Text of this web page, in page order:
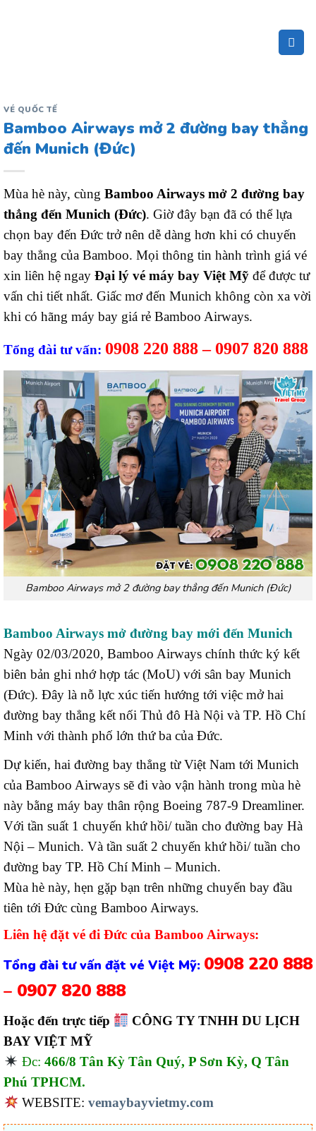
VÉ QUỐC TẾ
Bamboo Airways mở 2 đường bay thẳng
đến Munich (Đức)
Mùa hè này, cùng Bamboo Airways mở 2 đường bay
thẳng đến Munich (Đức). Giờ đây bạn đã có thể lựa
chọn bay đến Đức trở nên dễ dàng hơn khi có chuyến
bay thẳng của Bamboo. Mọi thông tin hành trình giá vé
xin liên hệ ngay Đại lý vé máy bay Việt Mỹ để được tư
vấn chi tiết nhất. Giấc mơ đến Munich không còn xa vời
khi có hãng máy bay giá rẻ Bamboo Airways.
Tổng đài tư vấn: 0908 220 888 – 0907 820 888
Bamboo Airways mở 2 đường bay thẳng đến Munich (Đức)
Bamboo Airways mở đường bay mới đến Munich
Ngày 02/03/2020, Bamboo Airways chính thức ký kết
biên bản ghi nhớ hợp tác (MoU) với sân bay Munich
(Đức). Đây là nỗ lực xúc tiến hướng tới việc mở hai
đường bay thẳng kết nối Thủ đô Hà Nội và TP. Hồ Chí
Minh với thành phố lớn thứ ba của Đức.
Dự kiến, hai đường bay thẳng từ Việt Nam tới Munich
của Bamboo Airways sẽ đi vào vận hành trong mùa hè
này bằng máy bay thân rộng Boeing 787-9 Dreamliner.
Với tần suất 1 chuyến khứ hồi/ tuần cho đường bay Hà
Nội – Munich. Và tần suất 2 chuyến khứ hồi/ tuần cho
đường bay TP. Hồ Chí Minh – Munich.
Mùa hè này, hẹn gặp bạn trên những chuyến bay đầu
tiên tới Đức cùng Bamboo Airways.
Liên hệ đặt vé đi Đức của Bamboo Airways:
Tổng đài tư vấn đặt vé Việt Mỹ: 0908 220 888
– 0907 820 888
Hoặc đến trực tiếp
CÔNG TY TNHH DU LỊCH
BAY VIỆT MỸ
Đc:466/8 Tân Kỳ Tân Quý, P Sơn Kỳ, Q Tân
Phú TPHCM.
WEBSITE:vemaybayvietmy.com